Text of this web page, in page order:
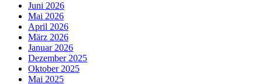
Juni 2026
Mai 2026
April 2026
März 2026
Januar 2026
Dezember 2025
Oktober 2025
Mai 2025